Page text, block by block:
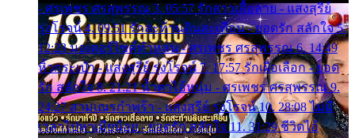
- ศรเพชร ศรสุพรรณ 3. 05:57 รักสาวเสื้อลาย - แสงสุรีย์
รุ่งโรจน์ 4. 09:51 รักสะท้านดินสะเทือน - ยอดรัก สลักใจ 5.
12:23 มอเตอร์ไซค์ทำหล่น - ศรเพชร ศรสุพรรณ 6. 14:49
หิ้วกระเป๋า - แสงสุรีย์ รุ่งโรจน์ 7. 17:57 รักเผื่อเลือก - ยอด
รัก สลักใจ 8. 21:21 น้ำตาไอ้หนุ่ม - ศรเพชร ศรสุพรรณ 9.
24:27 สามเณรกำพร้า - แสงสุรีย์ รุ่งโรจน์ 10. 28:08 ไม่มี
เวลาไปหาเมียน้อย - ยอดรัก สลักใจ 11. 31:29 ชีวิตไอ้